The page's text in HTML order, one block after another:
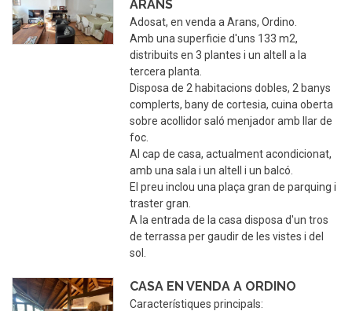
ARANS
Adosat, en venda a Arans, Ordino.
Amb una superficie d'uns 133 m2,
distribuits en 3 plantes i un altell a la
tercera planta.
Disposa de 2 habitacions dobles, 2 banys
complerts, bany de cortesia, cuina oberta
sobre acollidor saló menjador amb llar de
foc.
Al cap de casa, actualment acondicionat,
amb una sala i un altell i un balcó.
El preu inclou una plaça gran de parquing i
traster gran.
A la entrada de la casa disposa d'un tros
de terrassa per gaudir de les vistes i del
sol.
CASA EN VENDA A ORDINO
Característiques principals: